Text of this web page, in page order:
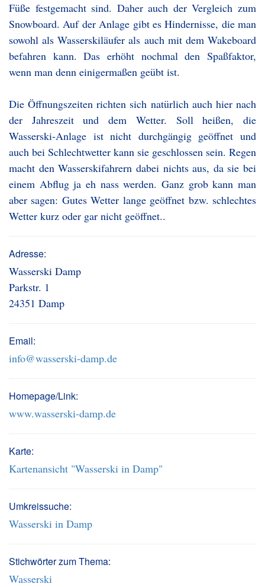
Füße festgemacht sind. Daher auch der Vergleich zum
Snowboard. Auf der Anlage gibt es Hindernisse, die man
sowohl als Wasserskiläufer als auch mit dem Wakeboard
befahren kann. Das erhöht nochmal den Spaßfaktor,
wenn man denn einigermaßen geübt ist.
Die Öffnungszeiten richten sich natürlich auch hier nach
der Jahreszeit und dem Wetter. Soll heißen, die
Wasserski-Anlage ist nicht durchgängig geöffnet und
auch bei Schlechtwetter kann sie geschlossen sein. Regen
macht den Wasserskifahrern dabei nichts aus, da sie bei
einem Abflug ja eh nass werden. Ganz grob kann man
aber sagen: Gutes Wetter lange geöffnet bzw. schlechtes
Wetter kurz oder gar nicht geöffnet..
Adresse:
Wasserski Damp
Parkstr. 1
24351 Damp
Email:
info@wasserski-damp.de
Homepage/Link:
www.wasserski-damp.de
Karte:
Kartenansicht "Wasserski in Damp"
Umkreissuche:
Wasserski in Damp
Stichwörter zum Thema:
Wasserski